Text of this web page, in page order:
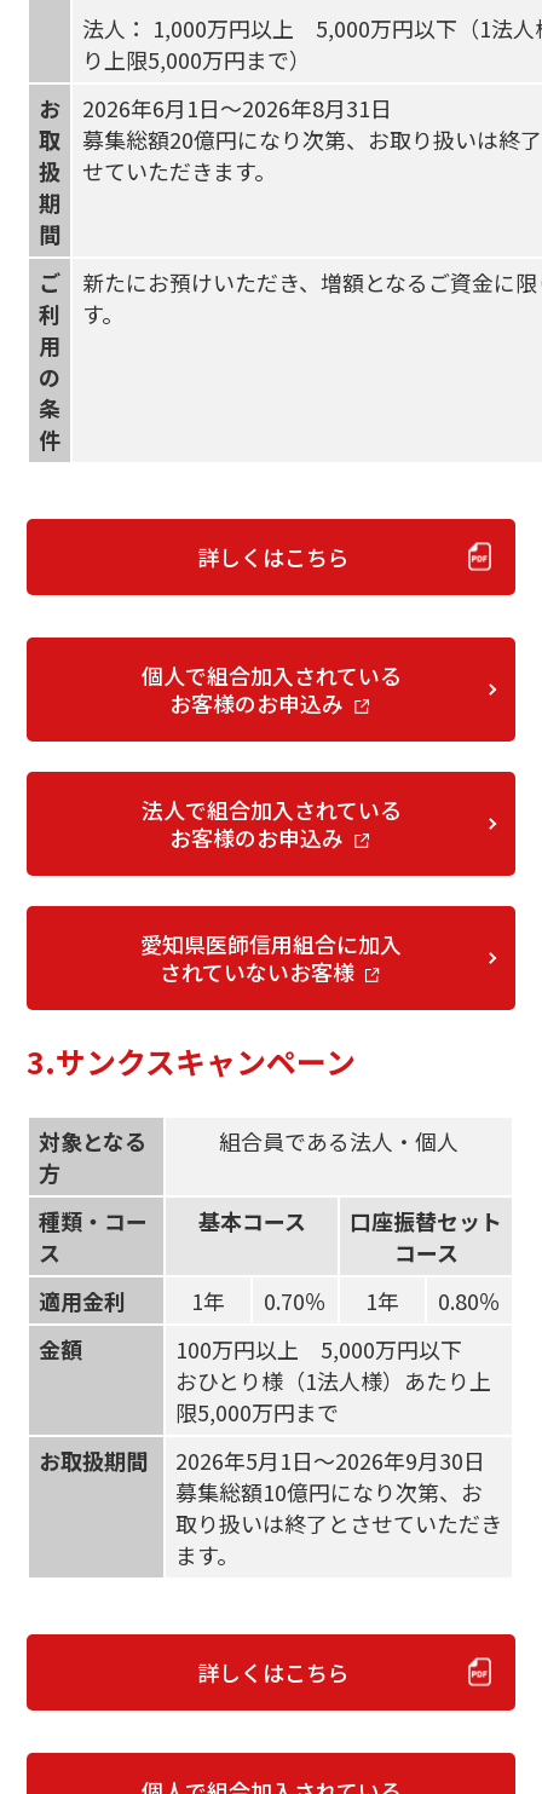
法人： 1,000万円以上 5,000万円以下（1法人
り上限5,000万円まで）
お
取
扱
期
間
2026年6月1日～2026年8月31日
募集総額20億円になり次第、お取り扱いは終
せていただきます。
ご
利
用
の
条
件
新たにお預けいただき、増額となるご資金に
す。
詳しくはこちら
個人で組合加入されている
お客様のお申込み
法人で組合加入されている
お客様のお申込み
愛知県医師信用組合に加入
されていないお客様
3.サンクスキャンペーン
対象となる
方
組合員である法人・個人
種類・コー
ス
基本コース
口座振替セット
コース
適用金利
1年 0.70％ 1年
0.80％
金額
100万円以上 5,000万円以下
おひとり様（1法人様）あたり上
限5,000万円まで
お取扱期間
2026年5月1日～2026年9月30日
募集総額10億円になり次第、お
取り扱いは終了とさせていただき
ます。
詳しくはこちら